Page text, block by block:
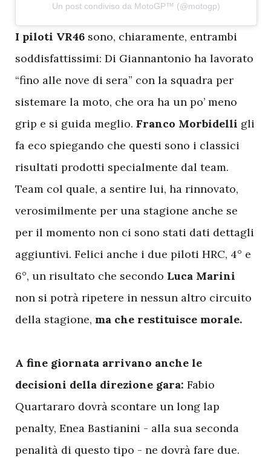
Un post condiviso da MotoGP™ (@motogp)
I piloti VR46 sono, chiaramente, entrambi
soddisfattissimi: Di Giannantonio ha lavorato
“fino alle nove di sera” con la squadra per
sistemare la moto, che ora ha un po’ meno
grip e si guida meglio. Franco Morbidelli gli
fa eco spiegando che questi sono i classici
risultati prodotti specialmente dal team.
Team col quale, a sentire lui, ha rinnovato,
verosimilmente per una stagione anche se
per il momento non ci sono stati dati dettagli
aggiuntivi. Felici anche i due piloti HRC, 4° e
6°, un risultato che secondo Luca Marini
non si potrà ripetere in nessun altro circuito
della stagione, ma che restituisce morale.
A fine giornata arrivano anche le
decisioni della direzione gara: Fabio
Quartararo dovrà scontare un long lap
penalty, Enea Bastianini - alla sua seconda
penalità di questo tipo - ne dovrà fare due.